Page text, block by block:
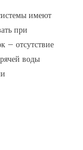
имеют
при
– отсутствие
воды